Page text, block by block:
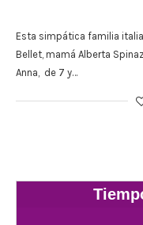
Esta simpática familia
Bellet, mamá Alberta
Anna, de 7 y…